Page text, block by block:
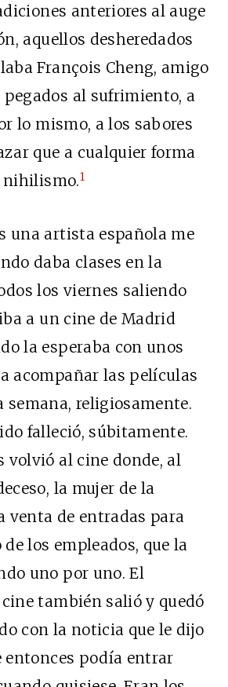
anteriores al auge
aquellos desheredados
François Cheng, amigo
pegados al sufrimiento, a
lo mismo, a los sabores
que a cualquier forma
nihilismo.1
una artista española me
daba clases en la
los viernes saliendo
a un cine de Madrid
la esperaba con unos
acompañar las películas
semana, religiosamente.
falleció, súbitamente.
volvió al cine donde, al
la mujer de la
venta de entradas para
los empleados, que la
uno por uno. El
también salió y quedó
con la noticia que le dijo
entonces podía entrar